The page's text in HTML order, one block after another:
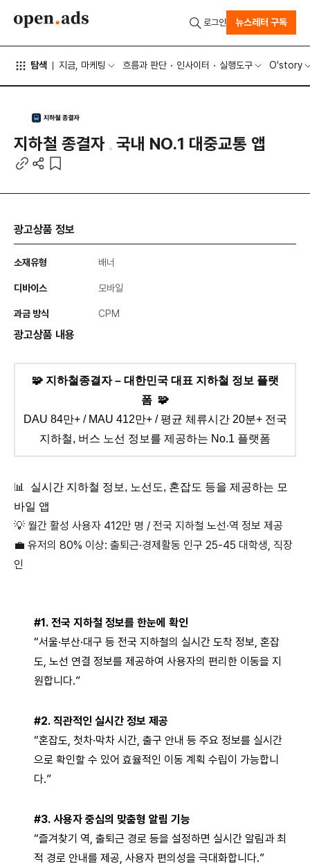
탐색 지금, 마케팅 흐름과 판단 인사이터 실행도구 O'story
로그인 뉴스레터 구독
지하철 종결자 국내 NO.1 대중교통 앱
광고상품 정보
소재유형 배너
디바이스 모바일
과금 방식 CPM
광고상품 내용
🧩 지하철종결자 – 대한민국 대표 지하철 정보 플랫
폼 🧩
DAU 84만+ / MAU 412만+ / 평균 체류시간 20분+ 전국
지하철, 버스 노선 정보를 제공하는 No.1 플랫폼
📊 실시간 지하철 정보, 노선도, 혼잡도 등을 제공하는 모
바일 앱
💡 월간 활성 사용자 412만 명 / 전국 지하철 노선·역 정보 제공
💼 유저의 80% 이상: 출퇴근·경제활동 인구 25-45 대학생, 직장
인
#1. 전국 지하철 정보를 한눈에 확인
“서울·부산·대구 등 전국 지하철의 실시간 도착 정보, 혼잡
도, 노선 연결 정보를 제공하여 사용자의 편리한 이동을 지
원합니다.”
#2. 직관적인 실시간 정보 제공
“혼잡도, 첫차·막차 시간, 출구 안내 등 주요 정보를 실시간
으로 확인할 수 있어 효율적인 이동 계획 수립이 가능합니
다.”
#3. 사용자 중심의 맞춤형 알림 기능
“즐겨찾기 역, 출퇴근 경로 등을 설정하면 실시간 알림과 최
적 경로 안내를 제공, 사용자 편의성을 극대화합니다.”